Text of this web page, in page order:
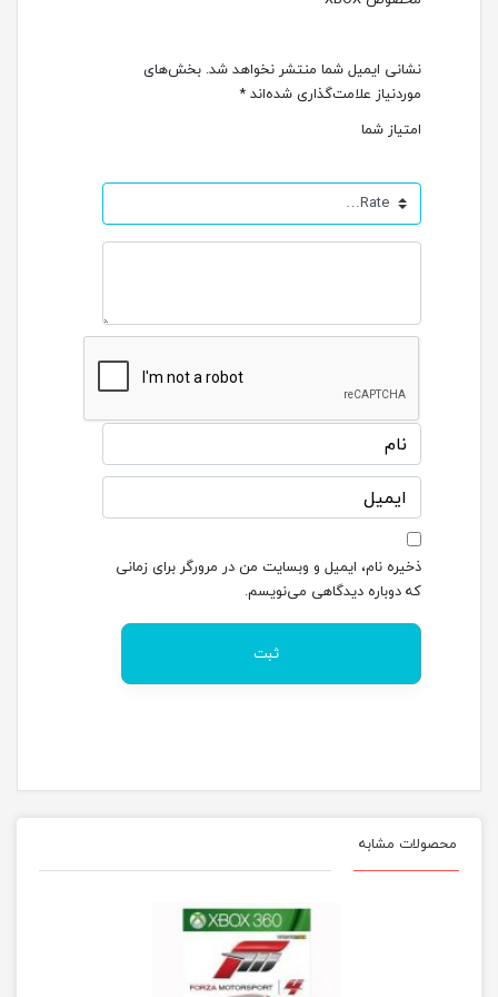
نشانی ایمیل شما منتشر نخواهد شد. بخش‌های
موردنیاز علامت‌گذاری شده‌اند*
امتیاز شما
ذخیره نام، ایمیل و وبسایت من در مرورگر برای زمانی
که دوباره دیدگاهی می‌نویسم.
محصولات مشابه